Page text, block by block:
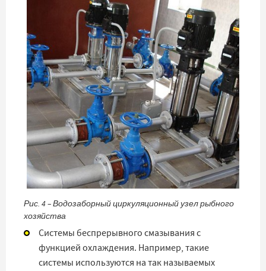
Рис. 4 – Водозаборный циркуляционный узел рыбного
хозяйства
Системы беспрерывного смазывания с
функцией охлаждения. Например, такие
системы используются на так называемых